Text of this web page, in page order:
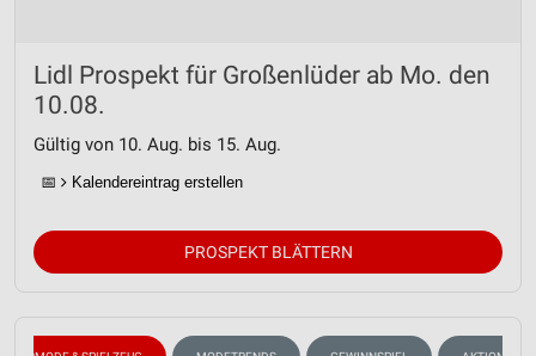
Lidl Prospekt für Großenlüder ab Mo. den
10.08.
Gültig von 10. Aug. bis 15. Aug.
📅 Kalendereintrag erstellen
PROSPEKT BLÄTTERN